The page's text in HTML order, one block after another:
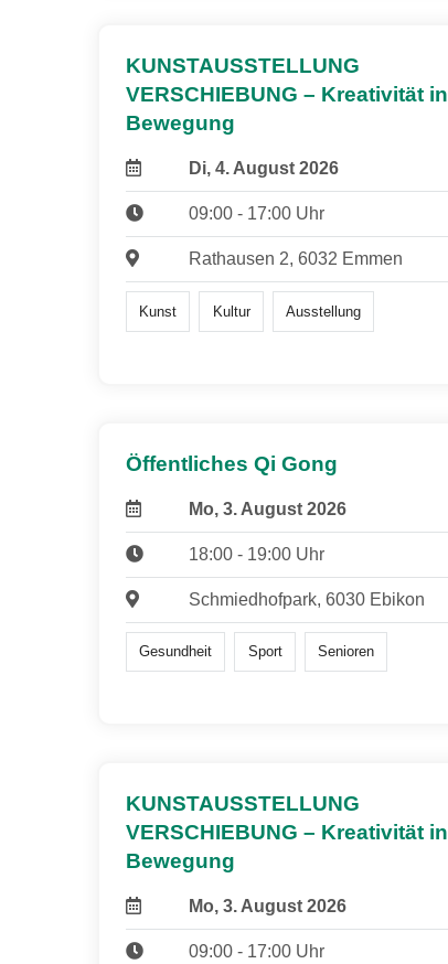
KUNSTAUSSTELLUNG
VERSCHIEBUNG – Kreativität in
Bewegung
Di, 4. August 2026
09:00 - 17:00 Uhr
Rathausen 2, 6032 Emmen
Kunst Kultur Ausstellung
Öffentliches Qi Gong
Mo, 3. August 2026
18:00 - 19:00 Uhr
Schmiedhofpark, 6030 Ebikon
Gesundheit Sport Senioren
KUNSTAUSSTELLUNG
VERSCHIEBUNG – Kreativität in
Bewegung
Mo, 3. August 2026
09:00 - 17:00 Uhr